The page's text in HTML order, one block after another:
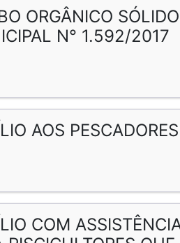
ORGÂNICO
N° 1.592/2017
AOS
COM